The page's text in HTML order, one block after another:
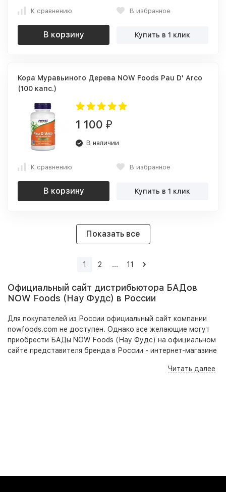
К сравнению В избранное
В корзину Купить в 1 клик
Кора Муравьиного Дерева NOW Foods Pau D' Arco
(100 капс.)
1 100 ₽
В наличии
К сравнению В избранное
В корзину Купить в 1 клик
Показать все
1 2 ... 11
Официальный сайт дистрибьютора БАДов
NOW Foods (Нау Фудс) в России
Для покупателей из России официальный сайт компании
nowfoods.com не доступен. Однако все желающие могут
приобрести БАДы NOW Foods (Нау Фудс) на официальном
сайте представителя бренда в России - интернет-магазине
продукцию фирмы напрямую из США оптом, предоставляя
Читать далее